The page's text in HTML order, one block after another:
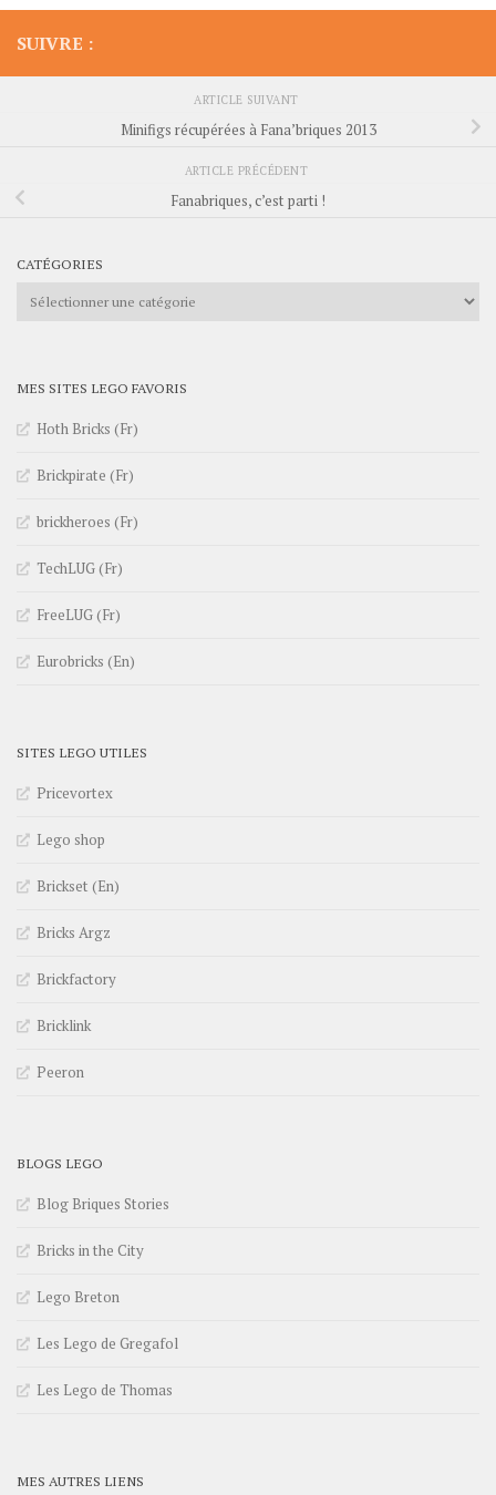
SUIVRE :
ARTICLE SUIVANT
Minifigs récupérées à Fana’briques 2013
ARTICLE PRÉCÉDENT
Fanabriques, c’est parti !
CATÉGORIES
Catégories
MES SITES LEGO FAVORIS
Hoth Bricks (Fr)
Brickpirate (Fr)
brickheroes (Fr)
TechLUG (Fr)
FreeLUG (Fr)
Eurobricks (En)
SITES LEGO UTILES
Pricevortex
Lego shop
Brickset (En)
Bricks Argz
Brickfactory
Bricklink
Peeron
BLOGS LEGO
Blog Briques Stories
Bricks in the City
Lego Breton
Les Lego de Gregafol
Les Lego de Thomas
MES AUTRES LIENS